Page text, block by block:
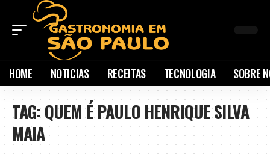
HOME NOTICIAS RECEITAS TECNOLOGIA SOBRE
TAG:QUEM É PAULO HENRIQUE SILVA
MAIA